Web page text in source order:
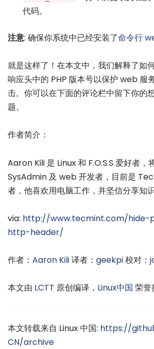
代码。
注意: 确保你系统中已经安装了命令行
就是这样了！在本文中，我们解释了如
响应头中的 PHP 版本号以保护 web 服
击。你可以在下面的评论栏中留下你的
题。
作者简介：
Aaron Kili 是 Linux 和 F.O.S.S 爱好者，
SysAdmin 及 web 开发者，目前是
者，他喜欢用电脑工作，并坚信分享知识
via: http://www.tecmint.com/hide-
http-header/
作者： Aaron Kili译者： geekpi校对：
本文由 LCTT 原创编译， Linux中国 荣誉
本文转载来自 Linux 中国: https://
CN/archive